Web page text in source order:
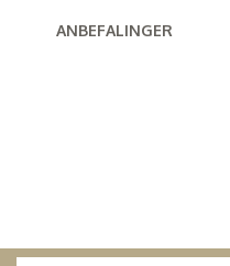
ANBEFALINGER